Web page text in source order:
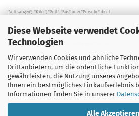
Diese Webseite verwendet
Technologien
Wir verwenden Cookies und ähnliche
Drittanbietern, um die ordentliche
gewährleisten, die Nutzung unseres
Ihnen ein bestmögliches Einkaufserlebnis
Informationen finden Sie in unserer
Alle Akzeptieren
"Volkswagen", "Käfer", "Golf", "Bus" oder "Porsche" dient
der Beschreibung der Teile und stellt in keinem Fall eine direkte
Verbindung zu dem Unternehmen "Volkswagen" her/da.
Die Beschreibungen, Zeichnungen und Angaben zur
Verwendung sind sorgfältig überprüft worden.